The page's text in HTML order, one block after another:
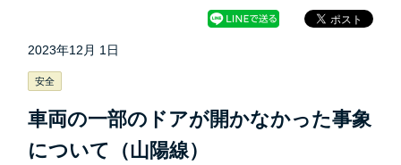
2023年12月 1日
安全
車両の一部のドアが開かなかった事象
について（山陽線）